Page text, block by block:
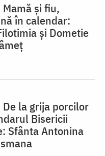
Mamă și fiu,
în calendar:
și Dometie
De la grija porcilor
Bisericii
Sfânta Antonina